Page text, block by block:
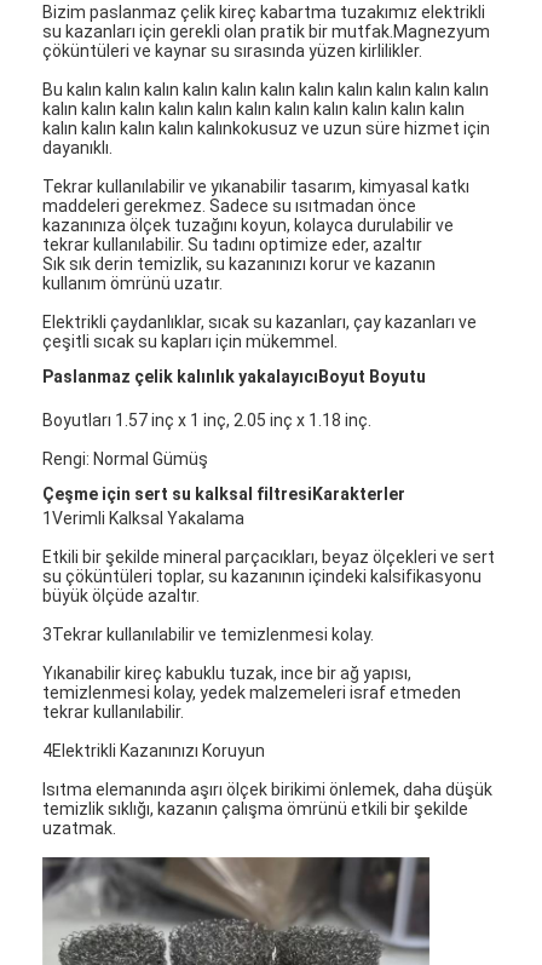
Ana sayfa
Ürünler
Hakkımızda
Bizim paslanmaz çelik kireç kabartma tuzakımız elektrikli
su kazanları için gerekli olan pratik bir mutfak.Magnezyum
çöküntüleri ve kaynar su sırasında yüzen kirlilikler.
Bu kalın kalın kalın kalın kalın kalın kalın kalın kalın kalın kalın
kalın kalın kalın kalın kalın kalın kalın kalın kalın kalın kalın
kalın kalın kalın kalın kalınkokusuz ve uzun süre hizmet için
dayanıklı.
Tekrar kullanılabilir ve yıkanabilir tasarım, kimyasal katkı
maddeleri gerekmez. Sadece su ısıtmadan önce
kazanınıza ölçek tuzağını koyun, kolayca durulabilir ve
tekrar kullanılabilir. Su tadını optimize eder, azaltır
Sık sık derin temizlik, su kazanınızı korur ve kazanın
kullanım ömrünü uzatır.
Elektrikli çaydanlıklar, sıcak su kazanları, çay kazanları ve
çeşitli sıcak su kapları için mükemmel.
Paslanmaz çelik kalınlık yakalayıcı Boyut Boyutu
Boyutları 1.57 inç x 1 inç, 2.05 inç x 1.18 inç.
Rengi: Normal Gümüş
Çeşme için sert su kalksal filtresi Karakterler
1Verimli Kalksal Yakalama
Etkili bir şekilde mineral parçacıkları, beyaz ölçekleri ve sert
su çöküntüleri toplar, su kazanının içindeki kalsifikasyonu
büyük ölçüde azaltır.
3Tekrar kullanılabilir ve temizlenmesi kolay.
Yıkanabilir kireç kabuklu tuzak, ince bir ağ yapısı,
temizlenmesi kolay, yedek malzemeleri israf etmeden
tekrar kullanılabilir.
4Elektrikli Kazanınızı Koruyun
Isıtma elemanında aşırı ölçek birikimi önlemek, daha düşük
temizlik sıklığı, kazanın çalışma ömrünü etkili bir şekilde
uzatmak.